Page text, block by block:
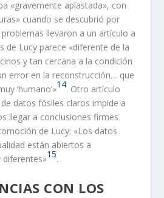
«gravemente aplastada», con
cuando se descubrió por
problemas llevaron a un artículo a
de Lucy parece «diferente de la
y tan cercana a la condición
error en la reconstrucción… que
‘humano’»14. Otro artículo
datos fósiles claros impide a
llegar a conclusiones firmes
de Lucy: «Los datos
están abiertos a
diferentes»15.
CON LOS